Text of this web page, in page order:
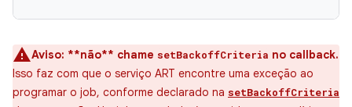
Aviso: **não** chame setBackoffCriteria no callback.
Isso faz com que o serviço ART encontre uma exceção ao
programar o job, conforme declarado na setBackoffCriteria